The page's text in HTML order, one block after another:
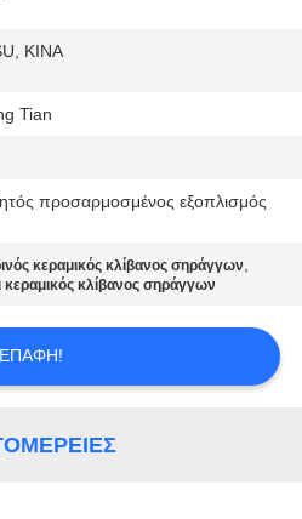
ΚΙΝΑ
Tian
προσαρμοσμένος εξοπλισμός
κεραμικός κλίβανος σηράγγων,
κεραμικός κλίβανος σηράγγων
ΕΠΑΦΉ!